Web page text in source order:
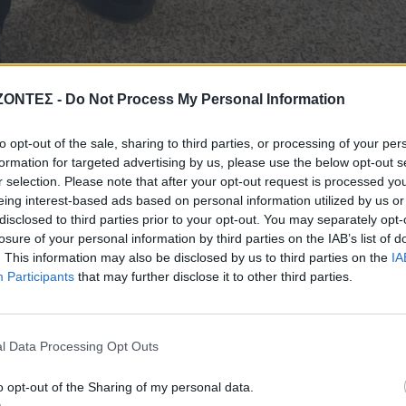
- Do Not Process My Personal Information
opt-out of the sale, sharing to third parties, or processing of your
for targeted advertising by us, please use the below opt-out
selection. Please note that after your opt-out request is processed
interest-based ads based on personal information utilized by us
to third parties prior to your opt-out. You may separately
of your personal information by third parties on the IAB’s list of
This information may also be disclosed by us to third parties on the
Participants that may further disclose it to other third parties.
Data Processing Opt Outs
opt-out of the Sharing of my personal data.
ως Καινοτομία στην Εκπαίδευση και ειδικά για την Συνεργασία
απέσπασε το «Θερινό Σχολείο Κινηματογράφου» / «Cinema
Ιστορία και Διατροφή της Κρήτης του Φεστιβάλ
2 Ιουλίου στο Πανεπιστήμιο Δυτικής Αττικής.
αποτελεί σαφή αναγνωριση για το πρόγραμμα του Φεστιβάλ
μια καινοτόμο διοργάνωση η οποία συνδυάζει Νέες